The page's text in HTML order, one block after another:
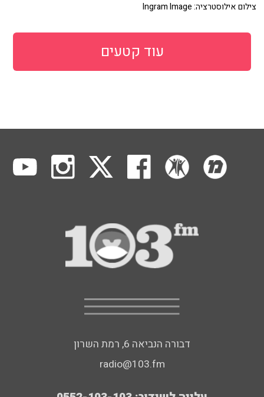
צילום אילוסטרציה: Ingram Image
עוד קטעים
דבורה הנביאה 6, רמת השרון
radio@103.fm